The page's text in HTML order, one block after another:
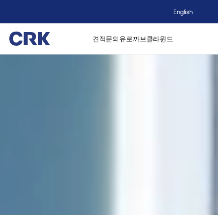
English
견적문의유로까브클라윈드